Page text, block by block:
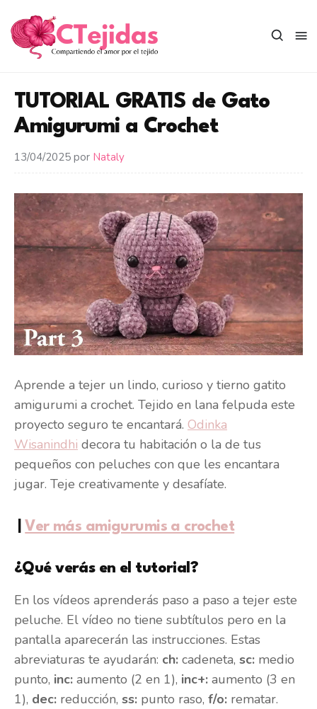
contenido
TUTORIAL GRATIS de Gato
Amigurumi a Crochet
13/04/2025 por Nataly
Aprende a tejer un lindo, curioso y tierno gatito
amigurumi a crochet. Tejido en lana felpuda este
proyecto seguro te encantará. Odinka
Wisanindhi decora tu habitación o la de tus
pequeños con peluches con que les encantara
jugar. Teje creativamente y desafíate.
Ver más amigurumis a crochet
¿Qué verás en el tutorial?
En los vídeos aprenderás paso a paso a tejer este
peluche. El vídeo no tiene subtítulos pero en la
pantalla aparecerán las instrucciones. Estas
abreviaturas te ayudarán: ch: cadeneta, sc: medio
punto, inc: aumento (2 en 1), inc+: aumento (3 en
1), dec: reducción, ss: punto raso, f/o: rematar.